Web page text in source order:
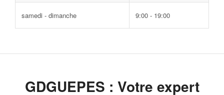
samedi - dimanche 9:00 - 19:00
GDGUEPES : Votre expert